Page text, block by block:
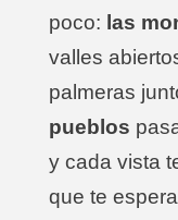
poco: las
valles
palmeras
pueblos
y cada vista
que te